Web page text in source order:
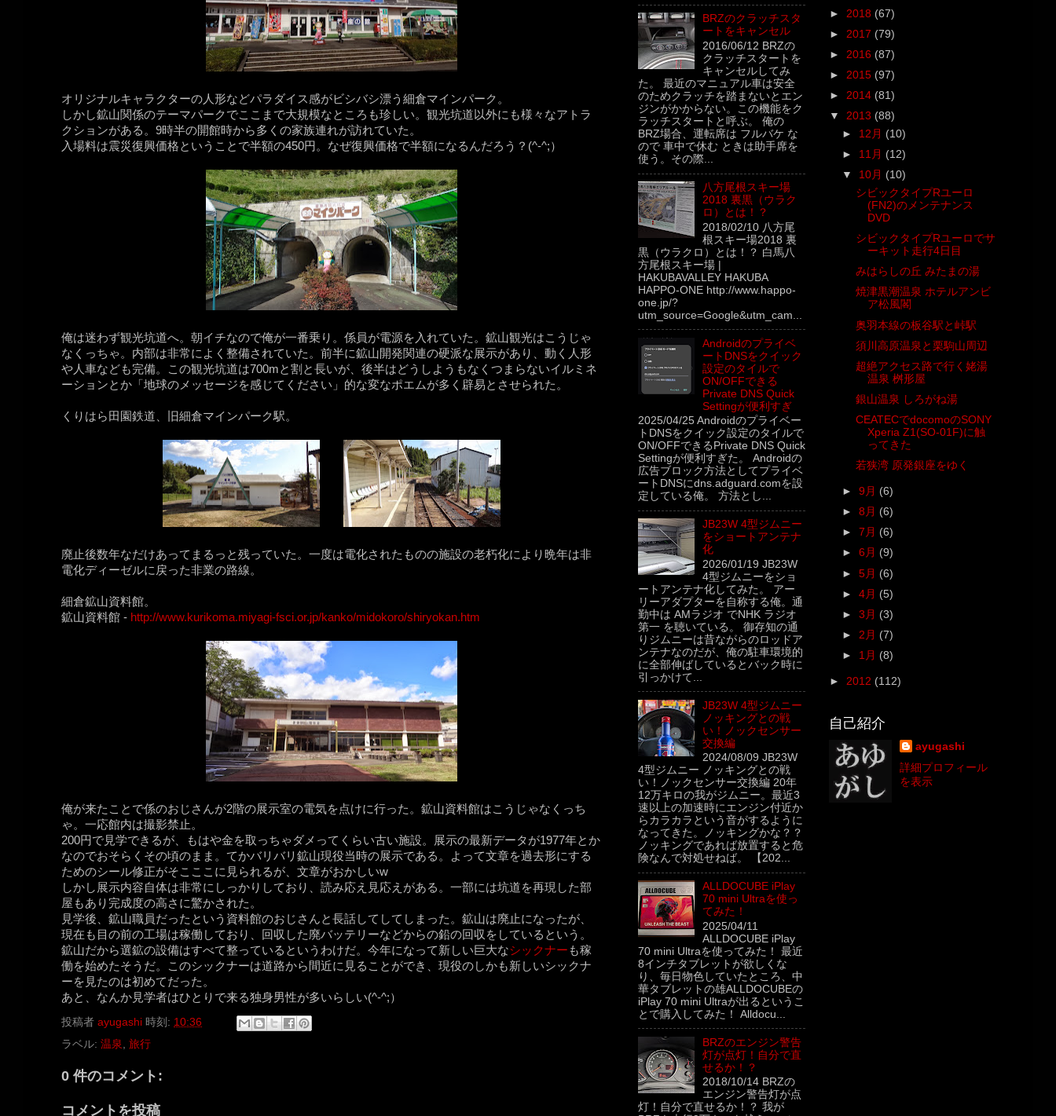
オリジナルキャラクターの人形などパラダイス感がビシバシ漂う細倉マインパーク。
しかし鉱山関係のテーマパークでここまで大規模なところも珍しい。観光坑道以外にも様々なアトラ
クションがある。9時半の開館時から多くの家族連れが訪れていた。
入場料は震災復興価格ということで半額の450円。なぜ復興価格で半額になるんだろう？(^-^;）
俺は迷わず観光坑道へ。朝イチなので俺が一番乗り。係員が電源を入れていた。鉱山観光はこうじゃ
なくっちゃ。内部は非常によく整備されていた。前半に鉱山開発関連の硬派な展示があり、動く人形
や人車なども完備。この観光坑道は700mと割と長いが、後半はどうしようもなくつまらないイルミネ
ーションとか「地球のメッセージを感じてください」的な変なポエムが多く辟易とさせられた。
くりはら田園鉄道、旧細倉マインパーク駅。
廃止後数年なだけあってまるっと残っていた。一度は電化されたものの施設の老朽化により晩年は非
電化ディーゼルに戻った非業の路線。
細倉鉱山資料館。
鉱山資料館 - http://www.kurikoma.miyagi-fsci.or.jp/kanko/midokoro/shiryokan.htm
俺が来たことで係のおじさんが2階の展示室の電気を点けに行った。鉱山資料館はこうじゃなくっち
ゃ。一応館内は撮影禁止。
200円で見学できるが、もはや金を取っちゃダメってくらい古い施設。展示の最新データが1977年とか
なのでおそらくその頃のまま。てかバリバリ鉱山現役当時の展示である。よって文章を過去形にする
ためのシール修正がそこここに見られるが、文章がおかしいw
しかし展示内容自体は非常にしっかりしており、読み応え見応えがある。一部には坑道を再現した部
屋もあり完成度の高さに驚かされた。
見学後、鉱山職員だったという資料館のおじさんと長話してしてしまった。鉱山は廃止になったが、
現在も目の前の工場は稼働しており、回収した廃バッテリーなどからの鉛の回収をしているという。
鉱山だから選鉱の設備はすべて整っているというわけだ。今年になって新しい巨大なシックナー も稼
働を始めたそうだ。このシックナーは道路から間近に見ることができ、現役のしかも新しいシックナ
ーを見たのは初めてだった。
あと、なんか見学者はひとりで来る独身男性が多いらしい(^-^;）
投稿者 ayugashi 時刻: 10:36
ラベル: 温泉, 旅行
0 件のコメント:
コメントを投稿
BRZのクラッチスタ
ートをキャンセル
2016/06/12 BRZの
クラッチスタートを
キャンセルしてみ
た。 最近のマニュアル車は安全
のためクラッチを踏まないとエン
ジンがかからない。この機能をク
ラッチスタートと呼ぶ。 俺の
BRZ場合、運転席は フルバケ な
ので 車中で休む ときは助手席を
使う。その際...
八方尾根スキー場
2018 裏黒（ウラク
ロ）とは！？
2018/02/10 八方尾
根スキー場2018 裏
黒（ウラクロ）とは！？ 白馬八
方尾根スキー場 |
HAKUBAVALLEY HAKUBA
HAPPO-ONE http://www.happo-
one.jp/?
utm_source=Google&utm_cam...
Androidのプライベ
ートDNSをクイック
設定のタイルで
ON/OFFできる
Private DNS Quick
Settingが便利すぎ
2025/04/25 Androidのプライベー
トDNSをクイック設定のタイルで
ON/OFFできるPrivate DNS Quick
Settingが便利すぎた。 Androidの
広告ブロック方法としてプライベ
ートDNSにdns.adguard.comを設
定している俺。 方法とし...
JB23W 4型ジムニー
をショートアンテナ
化
2026/01/19 JB23W
4型ジムニーをショ
ートアンテナ化してみた。 アー
リーアダプターを自称する俺。通
勤中は AMラジオ でNHK ラジオ
第一 を聴いている。 御存知の通
りジムニーは昔ながらのロッドア
ンテナなのだが、俺の駐車環境的
に全部伸ばしているとバック時に
引っかけて...
JB23W 4型ジムニー
ノッキングとの戦
い！ノックセンサー
交換編
2024/08/09 JB23W
4型ジムニー ノッキングとの戦
い！ノックセンサー交換編 20年
12万キロの我がジムニー。最近3
速以上の加速時にエンジン付近か
らカラカラという音がするように
なってきた。ノッキングかな？？
ノッキングであれば放置すると危
険なんで対処せねば。 【202...
ALLDOCUBE iPlay
70 mini Ultraを使っ
てみた！
2025/04/11
ALLDOCUBE iPlay
70 mini Ultraを使ってみた！ 最近
8インチタブレットが欲しくな
り、毎日物色していたところ、中
華タブレットの雄ALLDOCUBEの
iPlay 70 mini Ultraが出るというこ
とで購入してみた！ Alldocu...
BRZのエンジン警告
灯が点灯！自分で直
せるか！？
2018/10/14 BRZの
エンジン警告灯が点
灯！自分で直せるか！？ 我が
► 2018 (67)
► 2017 (79)
► 2016 (87)
► 2015 (97)
► 2014 (81)
▼ 2013 (88)
► 12月 (10)
► 11月 (12)
▼ 10月 (10)
シビックタイプRユーロ
(FN2)のメンテナンス
DVD
シビックタイプRユーロでサ
ーキット走行4日目
みはらしの丘 みたまの湯
焼津黒潮温泉 ホテルアンビ
ア松風閣
奥羽本線の板谷駅と峠駅
須川高原温泉と栗駒山周辺
超絶アクセス路で行く姥湯
温泉 桝形屋
銀山温泉 しろがね湯
CEATECでdocomoのSONY
Xperia Z1(SO-01F)に触
ってきた
若狭湾 原発銀座をゆく
►9月 (6)
►8月 (6)
►7月 (6)
►6月 (9)
►5月 (6)
►4月 (5)
►3月 (3)
► 2月 (7)
► 1月 (8)
► 2012 (112)
自己紹介
ayugashi
詳細プロフィール
を表示